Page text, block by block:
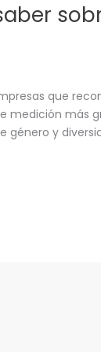
que
medición más
género y